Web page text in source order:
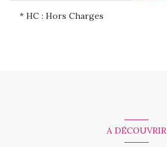
* HC : Hors Charges
A DÉCOUVRIR